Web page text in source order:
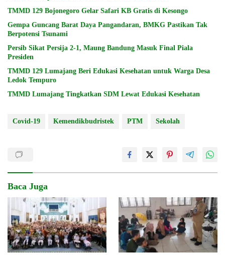
TMMD 129 Bojonegoro Gelar Safari KB Gratis di Kesongo
Gempa Guncang Barat Daya Pangandaran, BMKG Pastikan Tak
Berpotensi Tsunami
Persib Sikat Persija 2-1, Maung Bandung Masuk Final Piala
Presiden
TMMD 129 Lumajang Beri Edukasi Kesehatan untuk Warga Desa
Ledok Tempuro
TMMD Lumajang Tingkatkan SDM Lewat Edukasi Kesehatan
Covid-19 Kemendikbudristek PTM Sekolah
Baca Juga